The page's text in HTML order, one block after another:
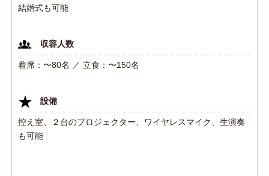
結婚式も可能
収容人数
着席：〜80名 ／ 立食：〜150名
設備
控え室、２台のプロジェクター、ワイヤレスマイク、生演奏
も可能